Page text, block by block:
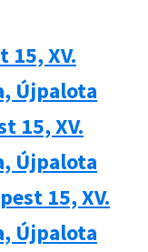
15, XV.
Újpalota
15, XV.
Újpalota
15, XV.
Újpalota